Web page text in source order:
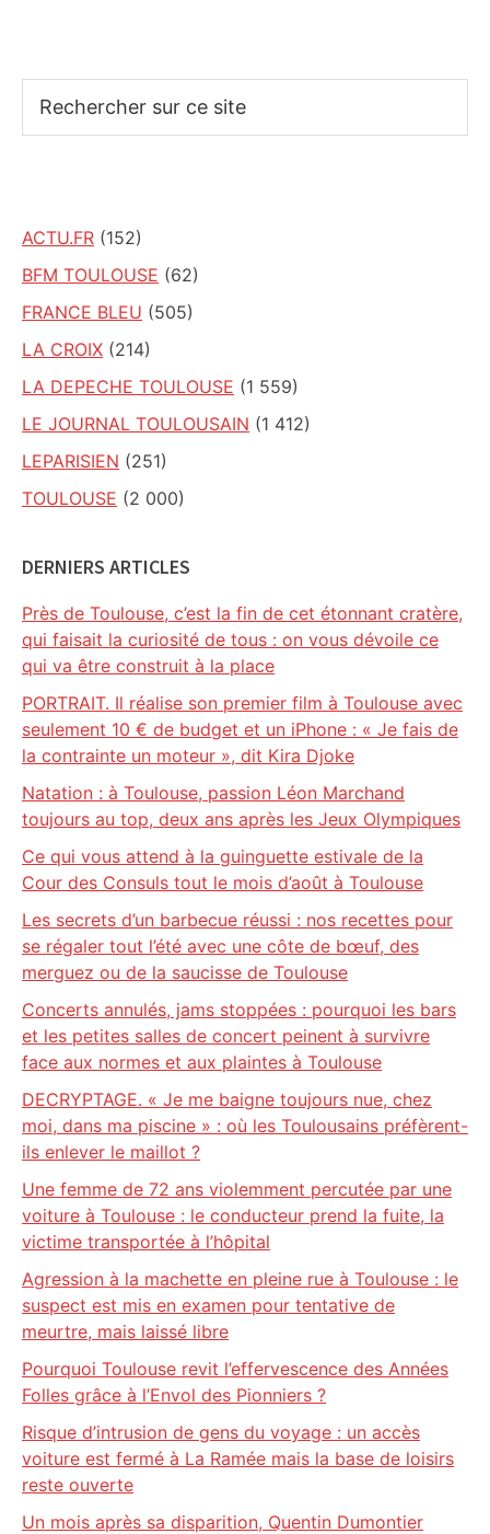
sur
ACTU.FR (152)
BFM TOULOUSE (62)
FRANCE BLEU (505)
LA CROIX (214)
LA DEPECHE TOULOUSE (1 559)
LE JOURNAL TOULOUSAIN (1 412)
LEPARISIEN (251)
TOULOUSE (2 000)
DERNIERS ARTICLES
Près de Toulouse, c’est la fin de cet étonnant cratère,
qui faisait la curiosité de tous : on vous dévoile ce
qui va être construit à la place
PORTRAIT. Il réalise son premier film à Toulouse avec
seulement 10 € de budget et un iPhone : « Je fais de
la contrainte un moteur », dit Kira Djoke
Natation : à Toulouse, passion Léon Marchand
toujours au top, deux ans après les Jeux Olympiques
Ce qui vous attend à la guinguette estivale de la
Cour des Consuls tout le mois d’août à Toulouse
Les secrets d’un barbecue réussi : nos recettes pour
se régaler tout l’été avec une côte de bœuf, des
merguez ou de la saucisse de Toulouse
Concerts annulés, jams stoppées : pourquoi les bars
et les petites salles de concert peinent à survivre
face aux normes et aux plaintes à Toulouse
DECRYPTAGE. « Je me baigne toujours nue, chez
moi, dans ma piscine » : où les Toulousains préfèrent-
ils enlever le maillot ?
Une femme de 72 ans violemment percutée par une
voiture à Toulouse : le conducteur prend la fuite, la
victime transportée à l’hôpital
Agression à la machette en pleine rue à Toulouse : le
suspect est mis en examen pour tentative de
meurtre, mais laissé libre
Pourquoi Toulouse revit l’effervescence des Années
Folles grâce à l’Envol des Pionniers ?
Risque d’intrusion de gens du voyage : un accès
voiture est fermé à La Ramée mais la base de loisirs
reste ouverte
Un mois après sa disparition, Quentin Dumontier